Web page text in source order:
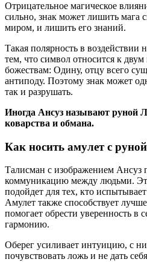
Отрицательное магическое
сильно, знак может лишить мага
миром, и лишить его знаний.
Такая полярность в воздействии
тем, что символ относится к
божествам: Одину, отцу всего
антиподу. Поэтому знак может
так и разрушать.
Иногда Ансуз называют руной
коварства и обмана.
Как носить амулет с
Талисман с изображением Ансуз
коммуникацию между людьми.
подойдет для тех, кто
Амулет также способствует
помогает обрести уверенность в
гармонию.
Оберег усиливает интуицию, с
почувствовать ложь и не дать